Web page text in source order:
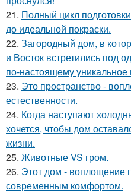
21. Полный цикл
до идеальной покраски.
22. Загородный дом, в
и Восток встретились под
по-настоящему уникальное
23. Это пространство -
естественности.
24. Когда наступают
хочется, чтобы дом
жизни.
25. Животные VS гром.
26. Этот дом - воплощение
современным комфортом.